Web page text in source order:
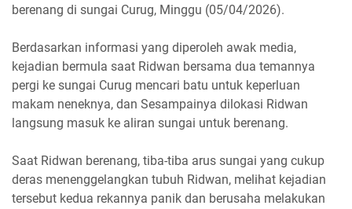
berenang di sungai Curug, Minggu (05/04/2026).
Berdasarkan informasi yang diperoleh awak media,
kejadian bermula saat Ridwan bersama dua temannya
pergi ke sungai Curug mencari batu untuk keperluan
makam neneknya, dan Sesampainya dilokasi Ridwan
langsung masuk ke aliran sungai untuk berenang.
Saat Ridwan berenang, tiba-tiba arus sungai yang cukup
deras menenggelangkan tubuh Ridwan, melihat kejadian
tersebut kedua rekannya panik dan berusaha melakukan